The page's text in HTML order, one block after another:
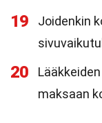
19
Joidenkin
20
maksaan